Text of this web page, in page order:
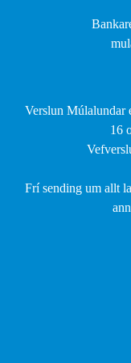
Verslun Múlalundar
16
Frí sending um allt